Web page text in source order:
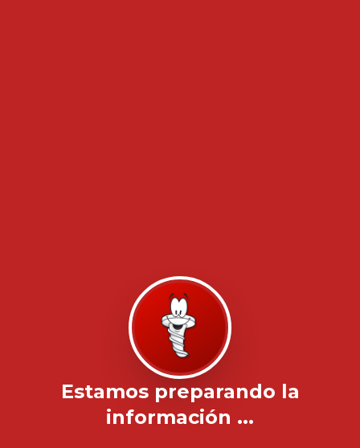
Estamos preparando la
información ...